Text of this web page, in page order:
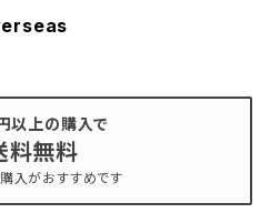
上の購入で
料無料
入がおすすめです